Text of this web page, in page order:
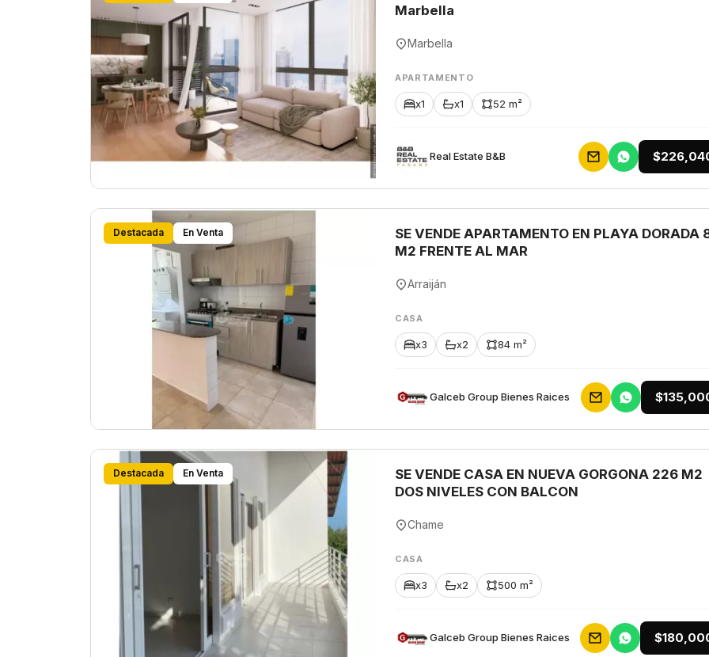
Marbella
Marbella
APARTAMENTO
x1 x1 52 m²
Rеаl Еstаtе В&В
Destacada En Venta
SE VENDE APARTAMENTO EN PLAYA DORADA
M2 FRENTE AL MAR
Arraiján
CASA
x3 x2 84 m²
Galceb Group Bienes Raices
Destacada En Venta
SE VENDE CASA EN NUEVA GORGONA 226 M2
DOS NIVELES CON BALCON
Chame
CASA
x3 x2 500 m²
Galceb Group Bienes Raices